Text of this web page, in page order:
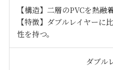
【構造】二層のPVCを熱融
【特徴】ダブルレイヤーに
性を持つ。
ダブル